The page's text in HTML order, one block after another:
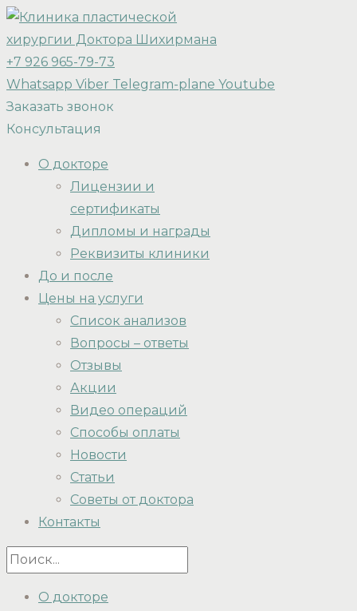
+7 926 965-79-73
Whatsapp Viber Telegram-plane Youtube
Заказать звонок
Консультация
О докторе
Лицензии и
сертификаты
Дипломы и награды
Реквизиты клиники
До и после
Цены на услуги
Список анализов
Вопросы – ответы
Отзывы
Акции
Видео операций
Способы оплаты
Новости
Статьи
Советы от доктора
Контакты
О докторе